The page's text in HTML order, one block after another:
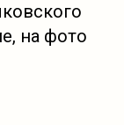
на фото